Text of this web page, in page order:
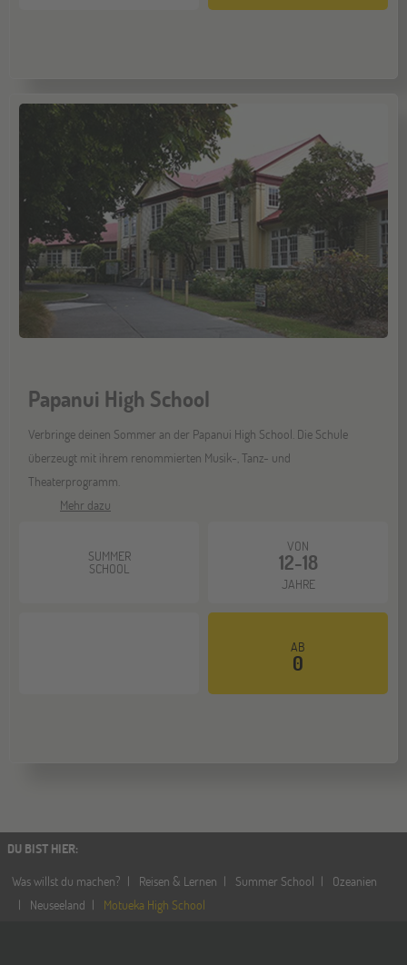
Papanui High School
Verbringe deinen Sommer an der Papanui High School. Die Schule
überzeugt mit ihrem renommierten Musik-, Tanz- und
Theaterprogramm.
Mehr dazu
SUMMER
SCHOOL
VON
12-18
JAHRE
AB
0
DU BIST HIER:
Was willst du machen?
Reisen & Lernen Summer School
Ozeanien
Neuseeland
Motueka High School